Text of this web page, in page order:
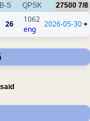
S QPSK 27500 7/8
26
1062
eng
2026-05-30+